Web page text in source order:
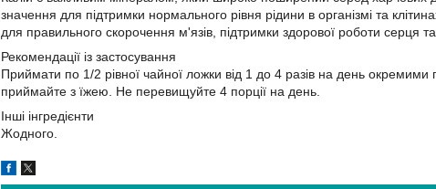
значення для підтримки нормального рівня рідини в організмі та
для правильного скорочення м'язів, підтримки здорової роботи серця та
Рекомендації із застосування
Приймати по 1/2 рівної чайної ложки від 1 до 4 разів на день
приймайте з їжею. Не перевищуйте 4 порції на день.
Інші інгредієнти
Жодного.